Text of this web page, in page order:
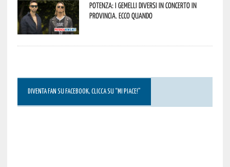
Potenza: i Gemelli DiVersi in concerto in
provincia. Ecco quando
DIVENTA FAN SU FACEBOOK, CLICCA SU “MI PIACE!”